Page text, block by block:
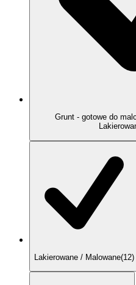
Grunt - gotowe do
Lakierowane / Malowane(12)